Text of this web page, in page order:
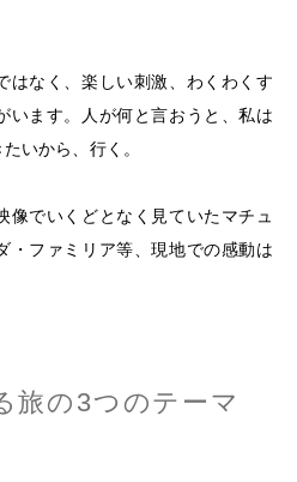
はなく、楽しい刺激、わくわくす
います。人が何と言おうと、私は
いから、行く。
像でいくどとなく見ていたマチュ
・ファミリア等、現地での感動は
旅の 3つのテーマ